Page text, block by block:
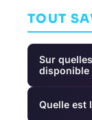
TOUT
Sur
disponible
Quelle est